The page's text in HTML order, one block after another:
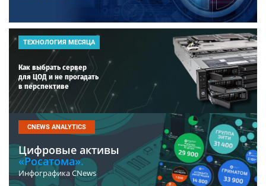
ТЕХНОЛОГИЯ МЕСЯЦА
Как выбрать сервер
для ЦОД и не прогадать
в перспективе
CNEWS ANALYTICS
Цифровые активы
«Росатома».
Инфографика CNews